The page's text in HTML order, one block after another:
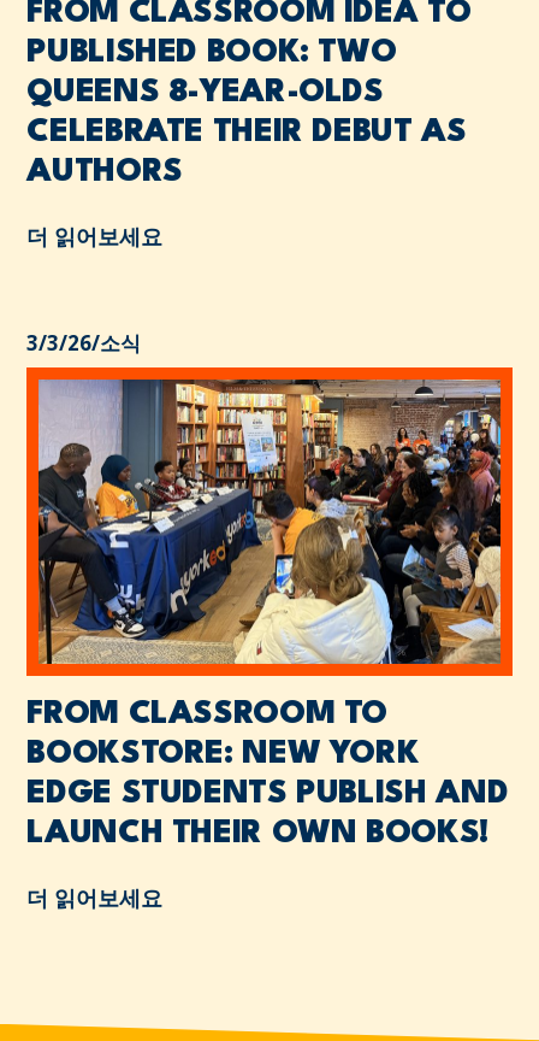
FROM CLASSROOM IDEA TO
PUBLISHED BOOK: TWO
QUEENS 8-YEAR-OLDS
CELEBRATE THEIR DEBUT AS
AUTHORS
더 읽어보세요
3/3/26/소식
FROM CLASSROOM TO
BOOKSTORE: NEW YORK
EDGE STUDENTS PUBLISH AND
LAUNCH THEIR OWN BOOKS!
더 읽어보세요